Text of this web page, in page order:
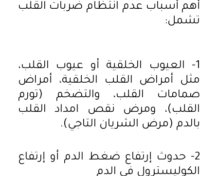
أهم أسباب عدم انتظام ضربات القلب
تشمل:
1- العيوب الخلقية أو عيوب القلب،
مثل أمراض القلب الخلقية، أمراض
صمامات القلب، والتضخم (تورم
القلب)، ومرض نقص امداد القلب
بالدم (مرض الشريان التاجي).
2- حدوث إرتفاع ضغط الدم أو إرتفاع
الكوليسترول في الدم